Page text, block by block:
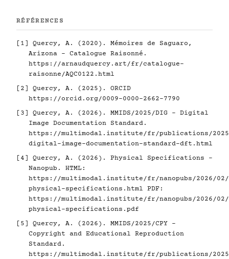
RÉFÉRENCES
[1]
Quercy, A. (2020). Mémoires de Saguaro,
Arizona - Catalogue Raisonné.
https://arnaudquercy.art/fr/catalogue-
raisonne/AQC0122.html
[2]
Quercy, A. (2025). ORCID
https://orcid.org/0009-0000-2662-7790
[3]
Quercy, A. (2026). MMIDS/2025/DIG - Digital
Image Documentation Standard.
https://multimodal.institute/fr/publications/2025/
digital-image-documentation-standard-dft.html
[4]
Quercy, A. (2026). Physical Specifications -
Nanopub. HTML:
https://multimodal.institute/fr/nanopubs/2026/02/
physical-specifications.html PDF:
https://multimodal.institute/fr/nanopubs/2026/02/
physical-specifications.pdf
[5]
Quercy, A. (2026). MMIDS/2025/CPY -
Copyright and Educational Reproduction
Standard.
https://multimodal.institute/fr/publications/2025/